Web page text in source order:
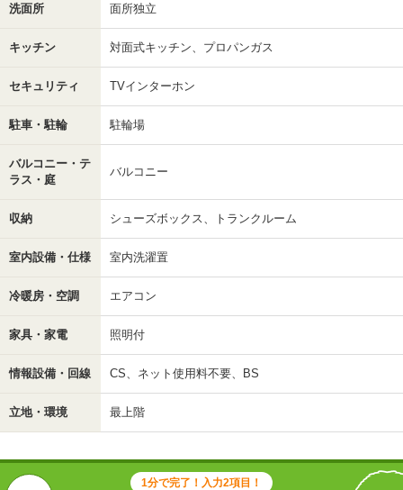
洗面所
面所独立
キッチン 対面式キッチン、プロパンガス
セキュリティ TVインターホン
駐車・駐輪 駐輪場
バルコニー・テ
ラス・庭
バルコニー
収納 シューズボックス、トランクルーム
室内設備・仕様 室内洗濯置
冷暖房・空調 エアコン
家具・家電 照明付
情報設備・回線 CS、ネット使用料不要、BS
立地・環境 最上階
1分で完了！入力2項目！